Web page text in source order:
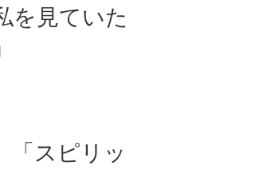
を見ていた
「スピリッ